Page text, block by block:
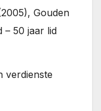
Gouden
– 50 jaar lid
verdienste